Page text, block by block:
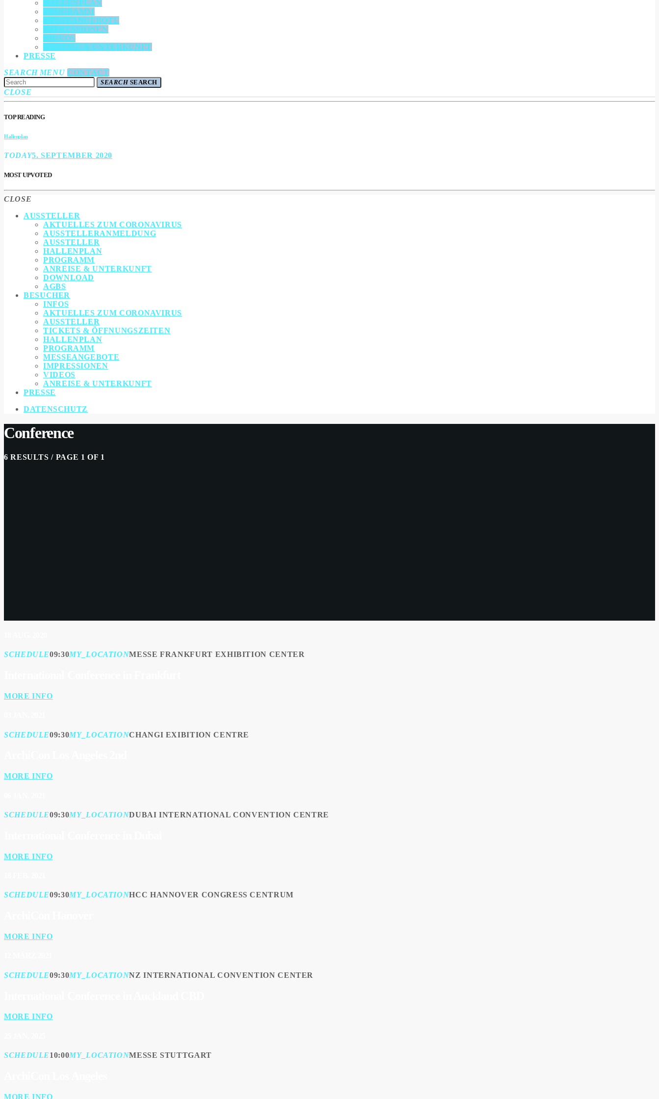
HALLENPLAN
PROGRAMM
MESSEANGEBOTE
IMPRESSIONEN
VIDEOS
ANREISE & UNTERKUNFT
PRESSE
SEARCH MENU CONTACT
SEARCHSEARCH
CLOSE
TOP READING
Hallenplan
TODAY5. SEPTEMBER 2020
MOST UPVOTED
CLOSE
AUSSTELLER
AKTUELLES ZUM CORONAVIRUS
AUSSTELLERANMELDUNG
AUSSTELLER
HALLENPLAN
PROGRAMM
ANREISE & UNTERKUNFT
DOWNLOAD
AGBS
BESUCHER
INFOS
AKTUELLES ZUM CORONAVIRUS
AUSSTELLER
TICKETS & ÖFFNUNGSZEITEN
HALLENPLAN
PROGRAMM
MESSEANGEBOTE
IMPRESSIONEN
VIDEOS
ANREISE & UNTERKUNFT
PRESSE
DATENSCHUTZ
Conference
6 RESULTS / PAGE 1 OF 1
SCHEDULE09:30MY_LOCATIONMESSE FRANKFURT EXHIBITION CENTER
MORE INFO
SCHEDULE09:30MY_LOCATIONCHANGI EXIBITION CENTRE
MORE INFO
SCHEDULE09:30MY_LOCATIONDUBAI INTERNATIONAL CONVENTION CENTRE
MORE INFO
SCHEDULE09:30MY_LOCATIONHCC HANNOVER CONGRESS CENTRUM
MORE INFO
SCHEDULE09:30MY_LOCATIONNZ INTERNATIONAL CONVENTION CENTER
MORE INFO
SCHEDULE10:00MY_LOCATIONMESSE STUTTGART
MORE INFO